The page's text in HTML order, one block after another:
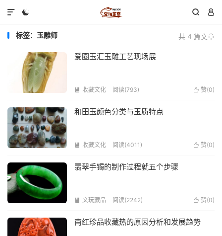
  

共 4 篇文章
标签：玉雕师
爱圈玉汇玉雕工艺现场展
 赞(0)
 收藏文化 阅读(793)
和田玉颜色分类与玉质特点
 赞(0)
 收藏文化 阅读(4011)
翡翠手镯的制作过程就五个步骤
 赞(0)
 文玩藏品 阅读(2242)
南红珍品收藏热的原因分析和发展趋势